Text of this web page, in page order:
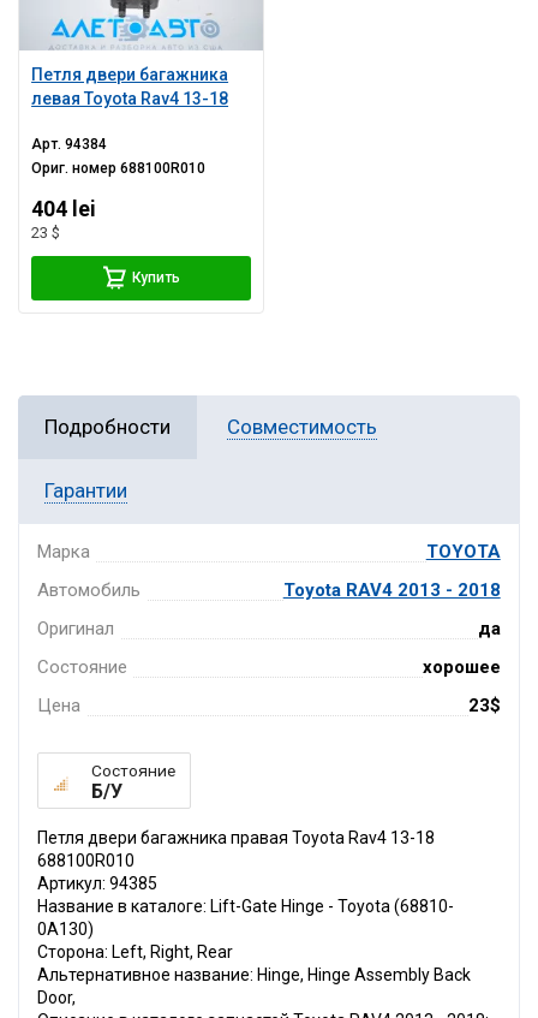
Петля двери багажника
левая Toyota Rav4 13-18
Арт.94384
Ориг. номер688100R010
404 lei
23 $
Купить
Подробности Совместимость
Гарантии
Марка
TOYOTA
Автомобиль
Toyota RAV4 2013 - 2018
Оригинал
да
Состояние
хорошее
Цена
23$
Состояние
Б/У
Петля двери багажника правая Toyota Rav4 13-18
688100R010
Артикул: 94385
Название в каталоге: Lift-Gate Hinge - Toyota (68810-
0A130)
Сторона: Left, Right, Rear
Альтернативное название: Hinge, Hinge Assembly Back
Door,